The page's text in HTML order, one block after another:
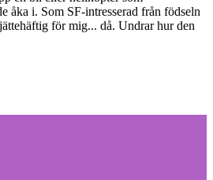
åka i. Som SF-intresserad från födseln
för mig... då. Undrar hur den